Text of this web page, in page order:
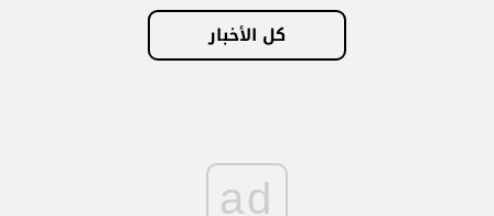
كل الأخبار
ad